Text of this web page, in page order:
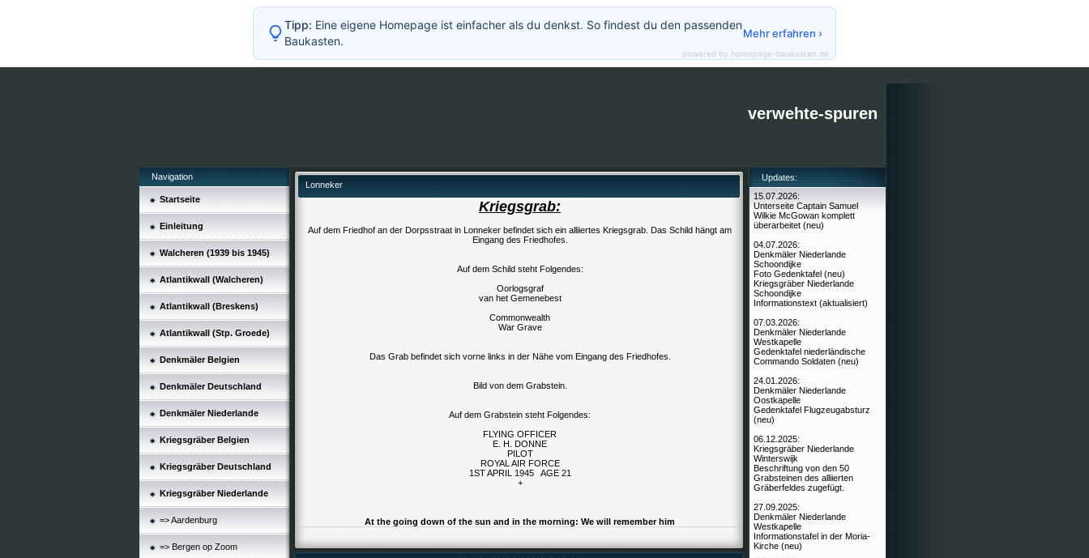
verwehte-spuren
Navigation
Startseite
Einleitung
Walcheren (1939 bis 1945)
Atlantikwall (Walcheren)
Atlantikwall (Breskens)
Atlantikwall (Stp. Groede)
Denkmäler Belgien
Denkmäler Deutschland
Denkmäler Niederlande
Kriegsgräber Belgien
Kriegsgräber Deutschland
Kriegsgräber Niederlande
=> Aardenburg
=> Bergen op Zoom
Lonneker
Kriegsgrab:
Auf dem Friedhof an der Dorpsstraat in Lonneker befindet sich ein alliiertes Kriegsgrab. Das Schild hängt am
Eingang des Friedhofes.
Auf dem Schild steht Folgendes:
Oorlogsgraf
van het Gemenebest
Commonwealth
War Grave
Das Grab befindet sich vorne links in der Nähe vom Eingang des Friedhofes.
Bild von dem Grabstein.
Auf dem Grabstein steht Folgendes:
FLYING OFFICER
E. H. DONNE
PILOT
ROYAL AIR FORCE
1ST APRIL 1945 AGE 21
+
At the going down of the sun and in the morning: We will remember him
Updates:
15.07.2026:
Unterseite Captain Samuel
Wilkie McGowan komplett
überarbeitet (neu)
04.07.2026:
Denkmäler Niederlande
Schoondijke
Foto Gedenktafel (neu)
Kriegsgräber Niederlande
Schoondijke
Informationstext (aktualisiert)
07.03.2026:
Denkmäler Niederlande
Westkapelle
Gedenktafel niederländische
Commando Soldaten (neu)
24.01.2026:
Denkmäler Niederlande
Oostkapelle
Gedenktafel Flugzeugabsturz
(neu)
06.12.2025:
Kriegsgräber Niederlande
Winterswijk
Beschriftung von den 50
Grabsteinen des alliierten
Gräberfeldes zugefügt.
27.09.2025:
Denkmäler Niederlande
Westkapelle
Informationstafel in der Moria-
Kirche (neu)
Tipp: Eine eigene Homepage ist einfacher als du denkst. So findest du den passenden
Baukasten.
Mehr erfahren ›
powered by homepage-baukasten.de